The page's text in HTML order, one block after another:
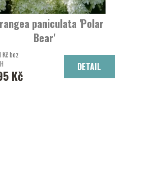
paniculata 'Polar
Bear'
latnatá 'Polar Bear'
Kč bez
Kč
DETAIL